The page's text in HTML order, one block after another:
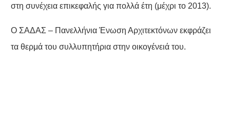
στη συνέχεια επικεφαλής για πολλά έτη (μέχρι το 2013).
Ο ΣΑΔΑΣ – Πανελλήνια Ένωση Αρχιτεκτόνων εκφράζει
τα θερμά του συλλυπητήρια στην οικογένειά του.